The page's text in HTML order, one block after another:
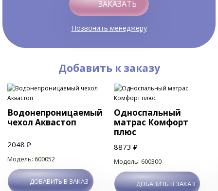
ЗАКАЗАТЬ
Позвонить менеджеру
Добавить к заказу
Водонепроницаемый
чехол Аквастоп
2048 ₽
Модель: 600052
ДОБАВИТЬ В ЗАКАЗ
Односпальный
матрас Комфорт
плюс
8873 ₽
Модель: 600300
ДОБАВИТЬ В ЗАКАЗ